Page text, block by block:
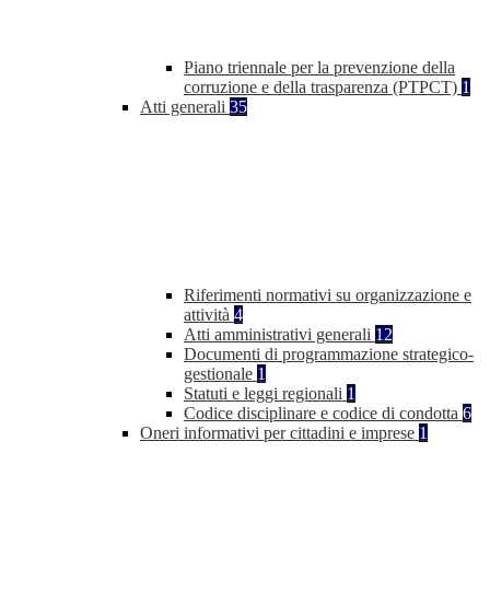
Piano triennale per la prevenzione della
corruzione e della trasparenza (PTPCT) 1
Atti generali 35
Riferimenti normativi su organizzazione e
attività 4
Atti amministrativi generali 12
Documenti di programmazione strategico-
gestionale 1
Statuti e leggi regionali 1
Codice disciplinare e codice di condotta 6
Oneri informativi per cittadini e imprese 1